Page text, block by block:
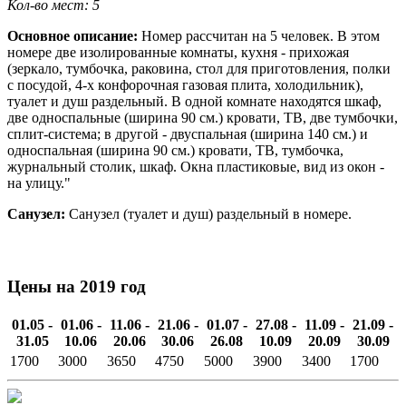
Кол-во мест: 5
Основное описание: Номер рассчитан на 5 человек. В этом
номере две изолированные комнаты, кухня - прихожая
(зеркало, тумбочка, раковина, стол для приготовления, полки
с посудой, 4-х конфорочная газовая плита, холодильник),
туалет и душ раздельный. В одной комнате находятся шкаф,
две односпальные (ширина 90 см.) кровати, ТВ, две тумбочки,
сплит-система; в другой - двуспальная (ширина 140 см.) и
односпальная (ширина 90 см.) кровати, ТВ, тумбочка,
журнальный столик, шкаф. Окна пластиковые, вид из окон -
на улицу."
Санузел: Санузел (туалет и душ) раздельный в номере.
Цены на 2019 год
01.05 -
31.05
01.06 -
10.06
11.06 -
20.06
21.06 -
30.06
01.07 -
26.08
27.08 -
10.09
11.09 -
20.09
21.09 -
30.09
1700
3000 3650 4750 5000 3900 3400 1700